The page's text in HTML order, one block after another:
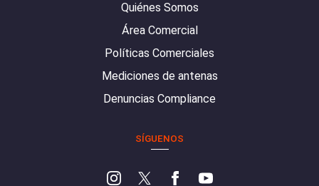
Quiénes Somos
Área Comercial
Políticas Comerciales
Mediciones de antenas
Denuncias Compliance
SÍGUENOS